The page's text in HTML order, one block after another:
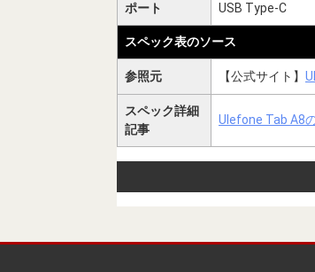
ポート USB Type-C
スペック表のソース
参照元 【公式サイト】
スペック詳細
記事
Ulefone Tab A8